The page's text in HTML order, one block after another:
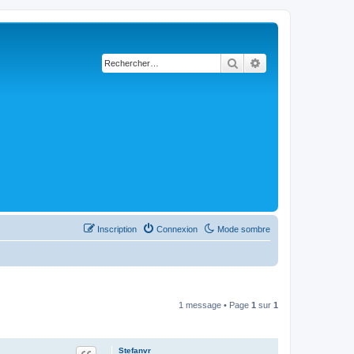
Rechercher
Mode sombre
Connexion
Inscription
1 message • Page 1 sur 1
Stefanvr